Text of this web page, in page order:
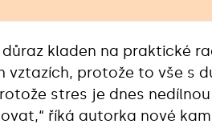
kladen na praktické
vztazích, protože to vše s
stres je dnes
říká autorka nové